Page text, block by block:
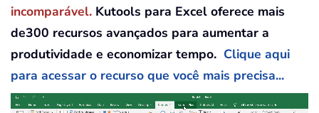
incomparável. Kutools para Excel oferece mais
de300 recursos avançados para aumentar a
produtividade e economizar tempo. Clique aqui
para acessar o recurso que você mais precisa...